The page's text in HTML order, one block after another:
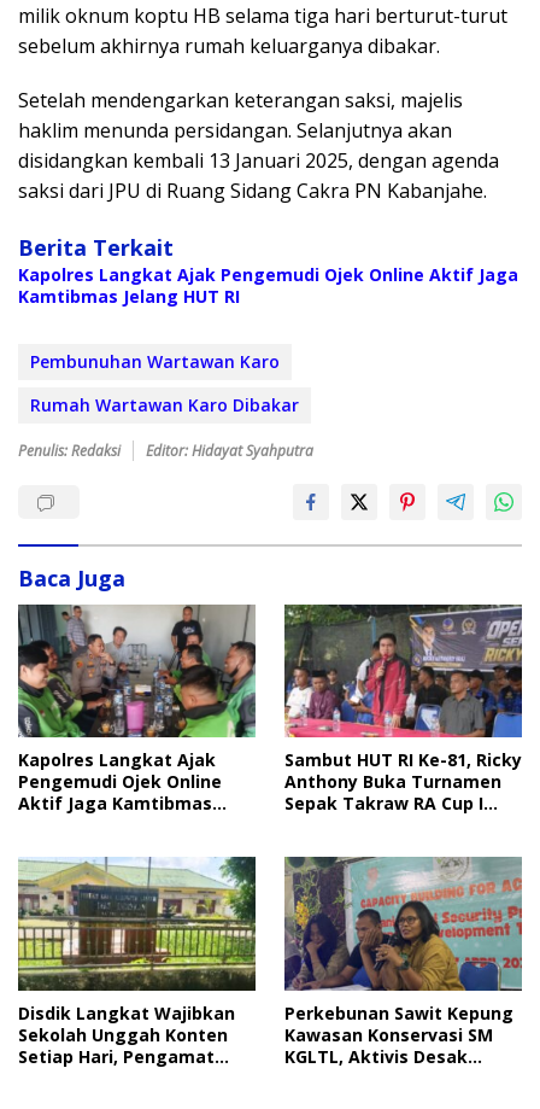
milik oknum koptu HB selama tiga hari berturut-turut
sebelum akhirnya rumah keluarganya dibakar.
Setelah mendengarkan keterangan saksi, majelis
haklim menunda persidangan. Selanjutnya akan
disidangkan kembali 13 Januari 2025, dengan agenda
saksi dari JPU di Ruang Sidang Cakra PN Kabanjahe.
Berita Terkait
Kapolres Langkat Ajak Pengemudi Ojek Online Aktif Jaga
Kamtibmas Jelang HUT RI
Pembunuhan Wartawan Karo
Rumah Wartawan Karo Dibakar
Penulis: Redaksi Editor: Hidayat Syahputra
Baca Juga
Kapolres Langkat Ajak
Pengemudi Ojek Online
Aktif Jaga Kamtibmas
Sambut HUT RI Ke-81, Ricky
Anthony Buka Turnamen
Sepak Takraw RA Cup I
Disdik Langkat Wajibkan
Sekolah Unggah Konten
Setiap Hari, Pengamat
Perkebunan Sawit Kepung
Kawasan Konservasi SM
KGLTL, Aktivis Desak